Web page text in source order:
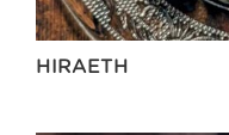
HIRAETH